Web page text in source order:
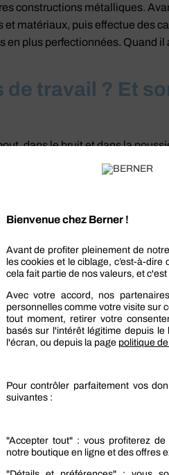
constructions métalliques.
matériaux, puis effectue des
en plus perfectionnées. Quand il
travail ? Et
dans le bruit et dans la
et outils dont il se sert sont
être bon en géométrie pour
et très adroit. De même, si
sa propre société ou bosser
se spécialiser en ferronnerie
les serruriers